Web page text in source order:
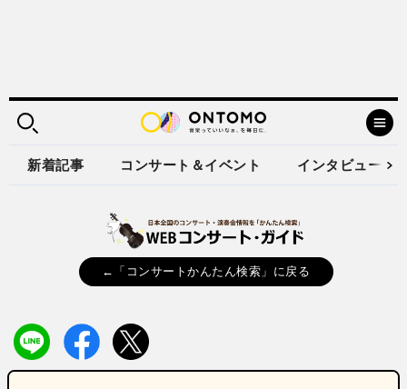
新着記事 コンサート＆イベント インタビュー
←「コンサートかんたん検索」に戻る